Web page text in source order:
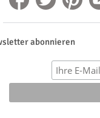
abonnieren